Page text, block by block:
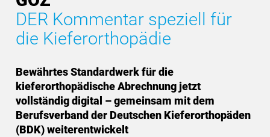
DER Kommentar speziell für
die Kieferorthopädie
Bewährtes Standardwerk für die
kieferorthopädische Abrechnung jetzt
vollständig digital – gemeinsam mit dem
Berufsverband der Deutschen Kieferorthopäden
(BDK) weiterentwickelt